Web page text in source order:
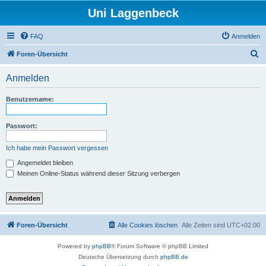
Uni Laggenbeck
FAQ Anmelden
Foren-Übersicht
Anmelden
Benutzername:
Passwort:
Ich habe mein Passwort vergessen
Angemeldet bleiben
Meinen Online-Status während dieser Sitzung verbergen
Foren-Übersicht Alle Zeiten sind UTC+02:00
Alle Cookies löschen
Powered by phpBB® Forum Software © phpBB Limited
Deutsche Übersetzung durch phpBB.de